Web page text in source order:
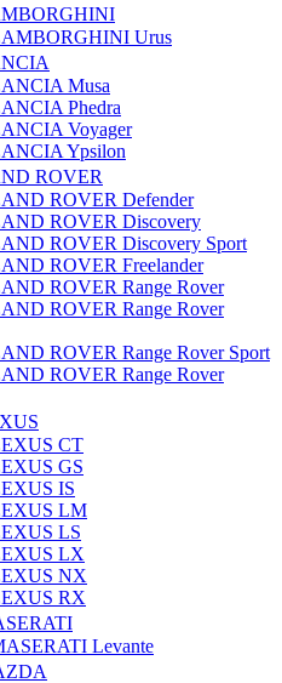
Urus
Musa
Phedra
Voyager
Ypsilon
ROVER
ROVER Defender
ROVER Discovery
ROVER Discovery Sport
ROVER Freelander
ROVER Range Rover
ROVER Range Rover
ROVER Range Rover Sport
ROVER Range Rover
CT
GS
IS
LM
LS
LX
NX
RX
Levante